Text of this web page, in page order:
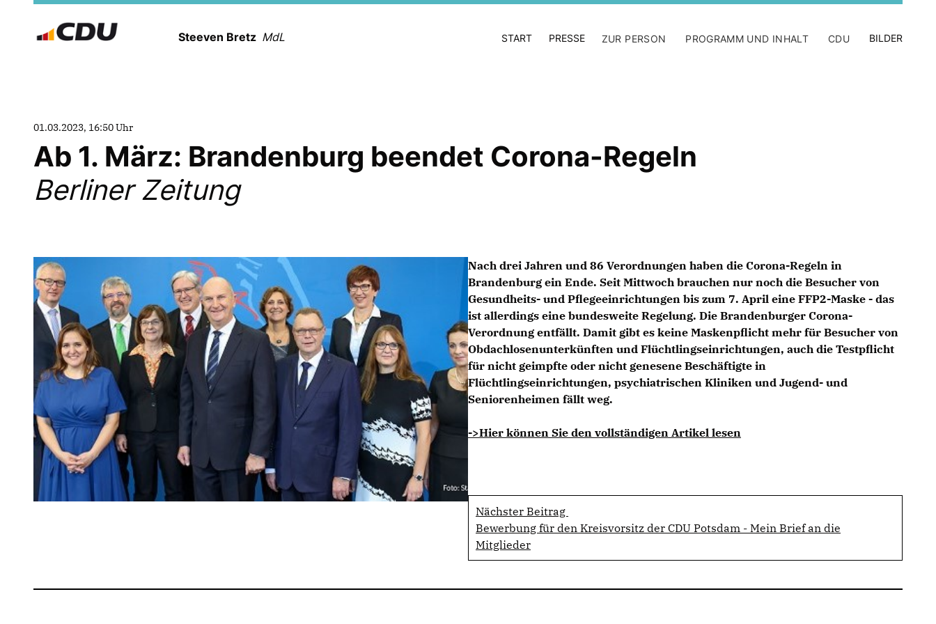
Steeven Bretz MdL START PRESSE ZUR PERSON PROGRAMM UND INHALT CDU BILDER
01.03.2023, 16:50 Uhr
Ab 1. März: Brandenburg beendet Corona-Regeln
Berliner Zeitung
Nach drei Jahren und 86 Verordnungen haben die Corona-Regeln in
Brandenburg ein Ende. Seit Mittwoch brauchen nur noch die Besucher von
Gesundheits- und Pflegeeinrichtungen bis zum 7. April eine FFP2-Maske - das
ist allerdings eine bundesweite Regelung. Die Brandenburger Corona-
Verordnung entfällt. Damit gibt es keine Maskenpflicht mehr für Besucher von
Obdachlosenunterkünften und Flüchtlingseinrichtungen, auch die Testpflicht
für nicht geimpfte oder nicht genesene Beschäftigte in
Flüchtlingseinrichtungen, psychiatrischen Kliniken und Jugend- und
Seniorenheimen fällt weg.
->Hier können Sie den vollständigen Artikel lesen
Nächster Beitrag
Bewerbung für den Kreisvorsitz der CDU Potsdam - Mein Brief an die
Mitglieder